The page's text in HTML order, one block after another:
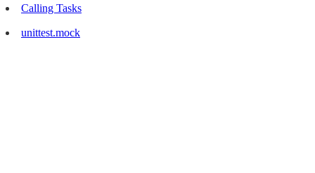
Calling Tasks
unittest.mock